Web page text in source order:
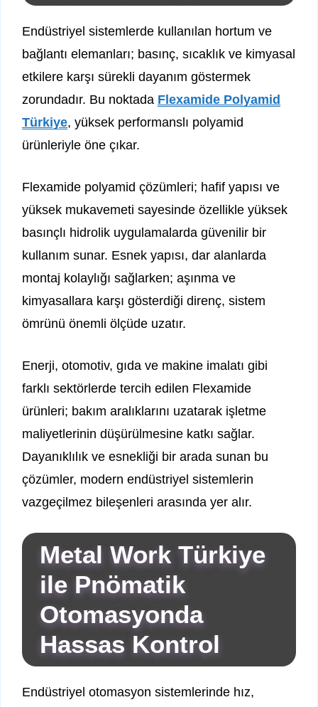
Endüstriyel sistemlerde kullanılan hortum ve
bağlantı elemanları; basınç, sıcaklık ve kimyasal
etkilere karşı sürekli dayanım göstermek
zorundadır. Bu noktada Flexamide Polyamid
Türkiye, yüksek performanslı polyamid
ürünleriyle öne çıkar.
Flexamide polyamid çözümleri; hafif yapısı ve
yüksek mukavemeti sayesinde özellikle yüksek
basınçlı hidrolik uygulamalarda güvenilir bir
kullanım sunar. Esnek yapısı, dar alanlarda
montaj kolaylığı sağlarken; aşınma ve
kimyasallara karşı gösterdiği direnç, sistem
ömrünü önemli ölçüde uzatır.
Enerji, otomotiv, gıda ve makine imalatı gibi
farklı sektörlerde tercih edilen Flexamide
ürünleri; bakım aralıklarını uzatarak işletme
maliyetlerinin düşürülmesine katkı sağlar.
Dayanıklılık ve esnekliği bir arada sunan bu
çözümler, modern endüstriyel sistemlerin
vazgeçilmez bileşenleri arasında yer alır.
Metal Work Türkiye
ile Pnömatik
Otomasyonda
Hassas Kontrol
Endüstriyel otomasyon sistemlerinde hız,